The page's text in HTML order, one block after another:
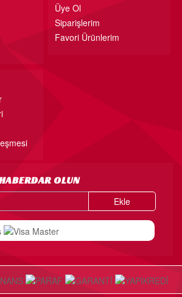
Üye Ol
Siparişlerim
Favori Ürünlerim
OLUN
Ekle